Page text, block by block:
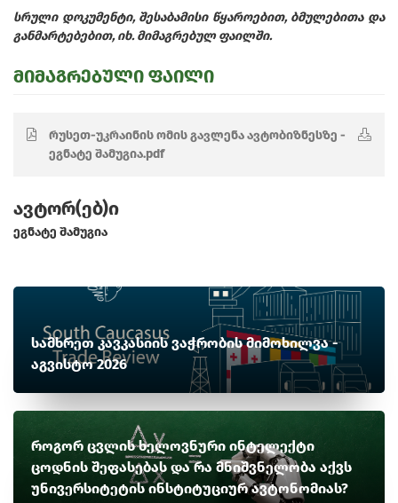
სრული დოკუმენტი, შესაბამისი წყაროებით, ბმულებითა და
განმარტებებით, იხ. მიმაგრებულ ფაილში.
მიმაგრებული ფაილი
რუსეთ-უკრაინის ომის გავლენა ავტობიზნესზე -
ეგნატე შამუგია.pdf
ავტორ(ებ)ი
ეგნატე შამუგია
სამხრეთ კავკასიის ვაჭრობის მიმოხილვა -
აგვისტო 2026
როგორ ცვლის ხელოვნური ინტელექტი
ცოდნის შეფასებას და რა მნიშვნელობა აქვს
უნივერსიტეტის ინსტიტუციურ ავტონომიას?